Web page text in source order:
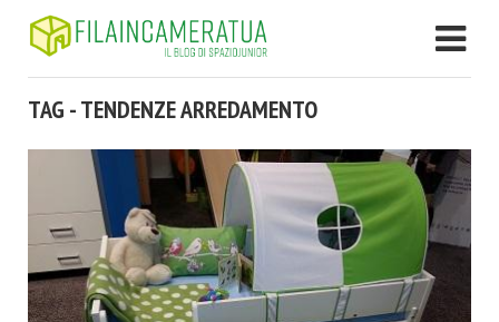
TAG - TENDENZE ARREDAMENTO